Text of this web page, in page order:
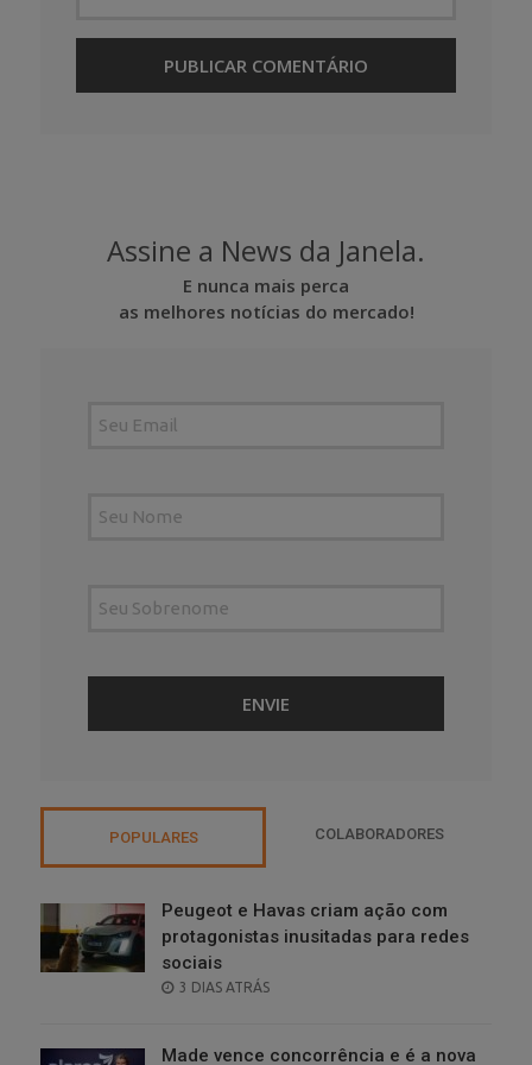
Assine a News da Janela.
E nunca mais perca
as melhores notícias do mercado!
POPULARES COLABORADORES
Peugeot e Havas criam ação com
protagonistas inusitadas para redes
sociais
POSTED
3 DIAS ATRÁS
Made vence concorrência e é a nova